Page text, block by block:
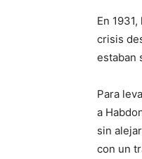
En
crisis
estaban
Para
a
sin
con un